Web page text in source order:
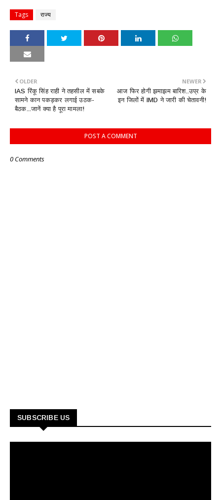
Tags राज्य
NEWER
आज फिर होगी झमाझम बारिश..उप्र के
इन जिलों में IMD ने जारी की चेतावनी!
OLDER
IAS रिंकू सिंह राही ने तहसील में सबके
सामने कान पकड़कर लगाई उठक-
बैठक...जानें क्या है पूरा मामला!
POST A COMMENT
0 Comments
SUBSCRIBE US